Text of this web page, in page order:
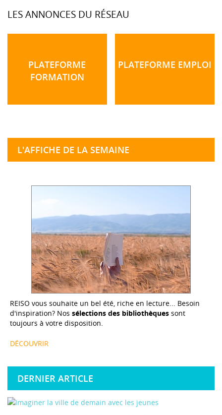
LES ANNONCES DU RÉSEAU
PLATEFORME
FORMATION
PLATEFORME EMPLOI
L'AFFICHE DE LA SEMAINE
REISO vous souhaite un bel été, riche en lecture... Besoin
d'inspiration? Nos sélections des bibliothèques sont
toujours à votre disposition.
DÉCOUVRIR
DERNIER ARTICLE